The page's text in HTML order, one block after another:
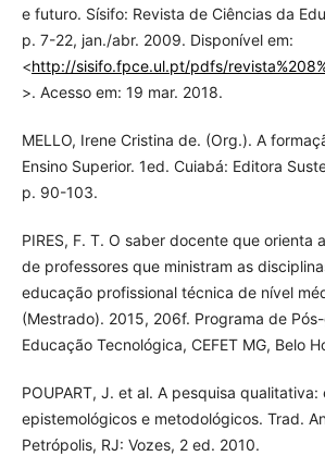
e futuro. Sísifo: Revista de Ciências da
p. 7-22, jan./abr. 2009. Disponível em:
<http://sisifo.fpce.ul.pt/pdfs/
>. Acesso em: 19 mar. 2018.
MELLO, Irene Cristina de. (Org.). A
Ensino Superior. 1ed. Cuiabá: Editora
p. 90-103.
PIRES, F. T. O saber docente que orienta
de professores que ministram as
educação profissional técnica de nível
(Mestrado). 2015, 206f. Programa de
Educação Tecnológica, CEFET MG, Belo
POUPART, J. et al. A pesquisa qualitativa:
epistemológicos e metodológicos. Trad.
Petrópolis, RJ: Vozes, 2 ed. 2010.